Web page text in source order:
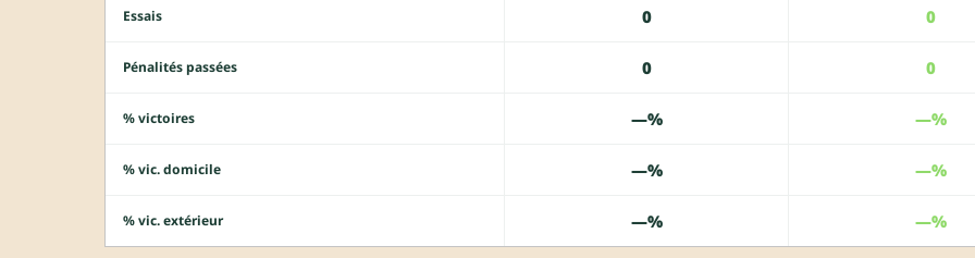
Essais 0 0
Pénalités passées 0 0
% victoires —% —%
% vic. domicile —% —%
% vic. extérieur —% —%